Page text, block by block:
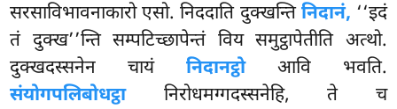
सरसाविभावनाकारो एसो. निददाति दुक्खन्तिनिदानं, ‘‘इदं
तं दुक्ख’’न्ति सम्पटिच्छापेन्तं विय समुट्ठापेतीति अत्थो.
दुक्खदस्सनेन चायं निदानट्ठोआवि भवति.
संयोगपलिबोधट्ठानिरोधमग्गदस्सनेहि, ते च